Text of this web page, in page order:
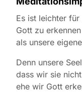
Es ist leichter für
Gott zu erkennen
als unsere
Denn unsere
dass wir sie
ehe wir Gott